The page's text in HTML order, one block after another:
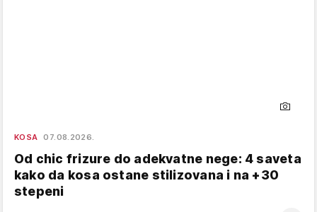
KOSA 07.08.2026.
Od chic frizure do adekvatne nege: 4 saveta
kako da kosa ostane stilizovana i na +30
stepeni